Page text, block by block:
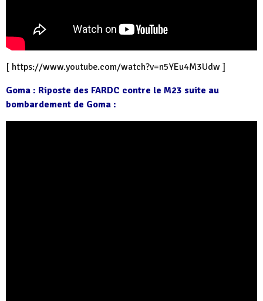
[ https://www.youtube.com/watch?v=n5YEu4M3Udw ]
Goma : Riposte des FARDC contre le M23 suite au
bombardement de Goma :